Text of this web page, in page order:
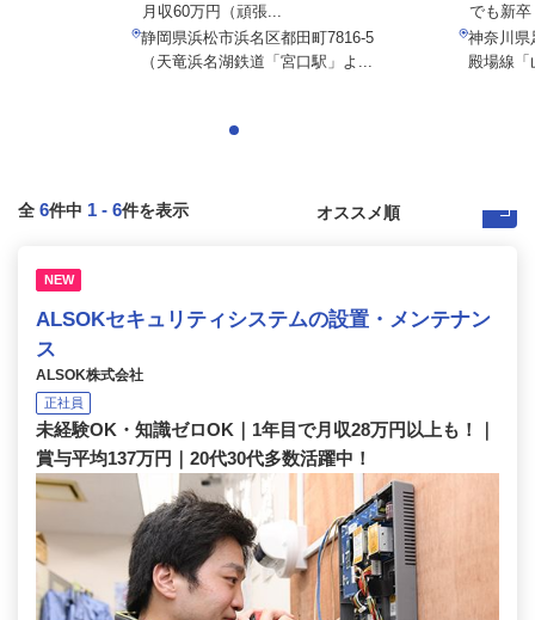
月収60万円（頑張...
静岡県浜松市浜名区都田町7816-5
（天竜浜名湖鉄道「宮口駅」よ...
でも新
神奈川県
殿場線
全 6件中 1 - 6件を表示
NEW
ALSOKセキュリティシステムの設置・メンテナン
ス
ALSOK株式会社
正社員
未経験OK・知識ゼロOK｜1年目で月収28万円以上も！｜
賞与平均137万円｜20代30代多数活躍中！